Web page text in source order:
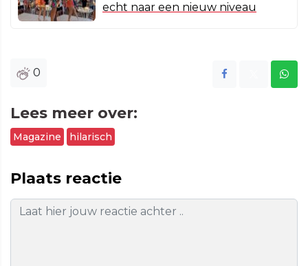
echt naar een nieuw niveau
0
Lees meer over:
Magazine hilarisch
Plaats reactie